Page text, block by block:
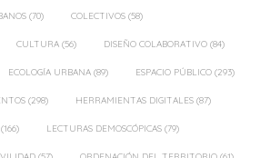
(70) COLECTIVOS (58)
CULTURA (56) DISEÑO COLABORATIVO (84)
ECOLOGÍA URBANA (89) ESPACIO PÚBLICO (293)
(298) HERRAMIENTAS DIGITALES (87)
(166) LECTURAS DEMOSCÓPICAS (79)